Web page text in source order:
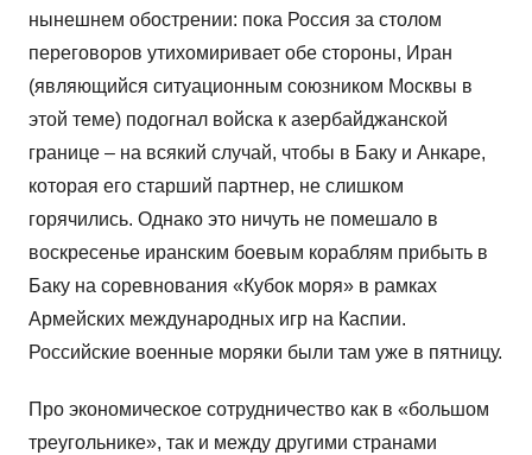
нынешнем обострении: пока Россия за столом
переговоров утихомиривает обе стороны, Иран
(являющийся ситуационным союзником Москвы в
этой теме) подогнал войска к азербайджанской
границе – на всякий случай, чтобы в Баку и Анкаре,
которая его старший партнер, не слишком
горячились. Однако это ничуть не помешало в
воскресенье иранским боевым кораблям прибыть в
Баку на соревнования «Кубок моря» в рамках
Армейских международных игр на Каспии.
Российские военные моряки были там уже в пятницу.
Про экономическое сотрудничество как в «большом
треугольнике», так и между другими странами